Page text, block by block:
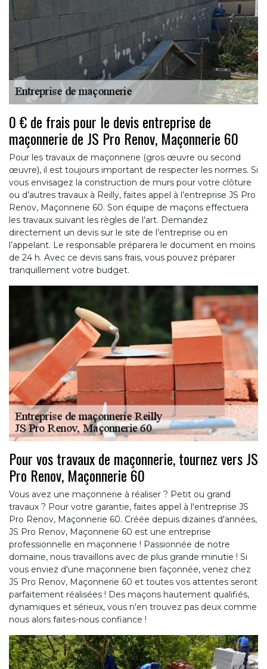
0 € de frais pour le devis entreprise de
maçonnerie de JS Pro Renov, Maçonnerie 60
Pour les travaux de maçonnerie (gros œuvre ou second
œuvre), il est toujours important de respecter les normes. Si
vous envisagez la construction de murs pour votre clôture
ou d’autres travaux à Reilly, faites appel à l’entreprise JS Pro
Renov, Maçonnerie 60. Son équipe de maçons effectuera
les travaux suivant les règles de l’art. Demandez
directement un devis sur le site de l’entreprise ou en
l’appelant. Le responsable préparera le document en moins
de 24 h. Avec ce devis sans frais, vous pouvez préparer
tranquillement votre budget.
Pour vos travaux de maçonnerie, tournez vers JS
Pro Renov, Maçonnerie 60
Vous avez une maçonnerie à réaliser ? Petit ou grand
travaux ? Pour votre garantie, faites appel à l'entreprise JS
Pro Renov, Maçonnerie 60. Créée depuis dizaines d'années,
JS Pro Renov, Maçonnerie 60 est une entreprise
professionnelle en maçonnerie ! Passionnée de notre
domaine, nous travaillons avec de plus grande minutie ! Si
vous enviez d'une maçonnerie bien façonnée, venez chez
JS Pro Renov, Maçonnerie 60 et toutes vos attentes seront
parfaitement réalisées ! Des maçons hautement qualifiés,
dynamiques et sérieux, vous n'en trouvez pas deux comme
nous alors faites-nous confiance !